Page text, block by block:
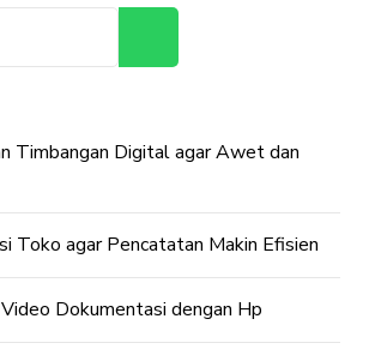
Timbangan Digital agar Awet dan
Toko agar Pencatatan Makin Efisien
Dokumentasi dengan Hp